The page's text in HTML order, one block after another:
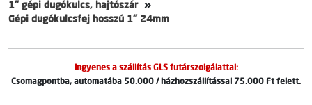
1" gépi dugókulcs, hajtószár
Gépi dugókulcsfej hosszú 1" 24mm
Ingyenes a szállítás GLS futárszolgálattal:
Csomagpontba, automatába 50.000 / házhozszállítással 75.000 Ft felett.